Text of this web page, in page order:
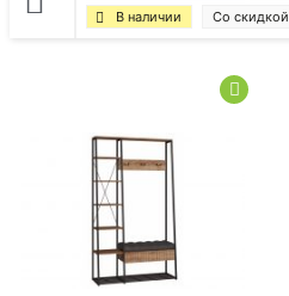
В наличии
Со скидкой